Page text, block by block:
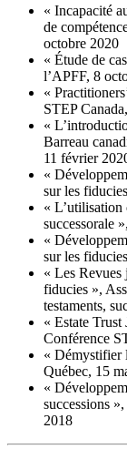
« Incapacité
de
octobre 2020
« Étude de
l’APFF, 8
«
STEP
«
Barreau
11 février
«
sur les
«
successorale
«
sur les
« Les Revues
fiducies »,
testaments,
« Estate
Conférence
« Démystifier
Québec, 15
«
successions
2018